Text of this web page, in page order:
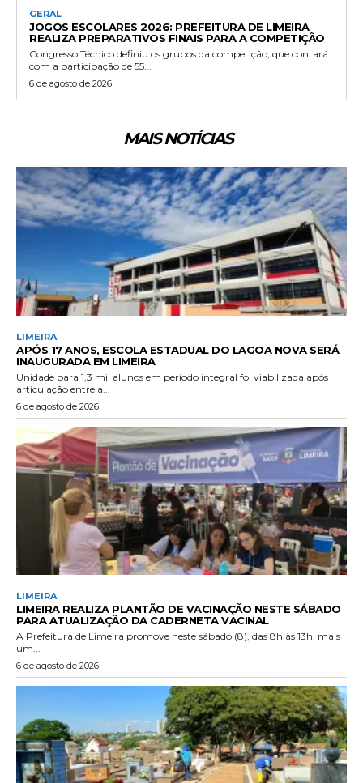
GERAL
JOGOS ESCOLARES 2026: PREFEITURA DE LIMEIRA
REALIZA PREPARATIVOS FINAIS PARA A COMPETIÇÃO
Congresso Técnico definiu os grupos da competição, que contará
com a participação de 55...
6 de agosto de 2026
MAIS NOTÍCIAS
LIMEIRA
APÓS 17 ANOS, ESCOLA ESTADUAL DO LAGOA NOVA SERÁ
INAUGURADA EM LIMEIRA
Unidade para 1,3 mil alunos em período integral foi viabilizada após
articulação entre a...
6 de agosto de 2026
LIMEIRA
LIMEIRA REALIZA PLANTÃO DE VACINAÇÃO NESTE SÁBADO
PARA ATUALIZAÇÃO DA CADERNETA VACINAL
A Prefeitura de Limeira promove neste sábado (8), das 8h às 13h, mais
um...
6 de agosto de 2026